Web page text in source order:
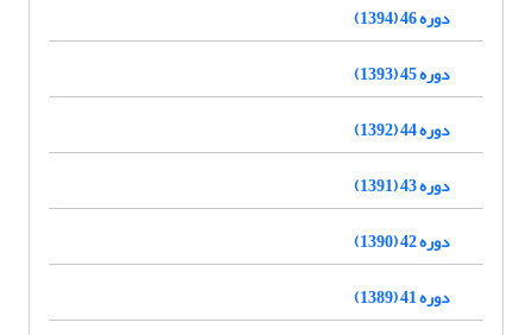
دوره 46 (1394)
دوره 45 (1393)
دوره 44 (1392)
دوره 43 (1391)
دوره 42 (1390)
دوره 41 (1389)